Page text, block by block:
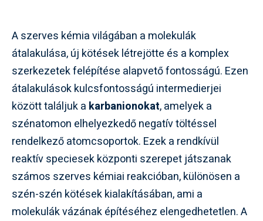
A szerves kémia világában a molekulák
átalakulása, új kötések létrejötte és a komplex
szerkezetek felépítése alapvető fontosságú. Ezen
átalakulások kulcsfontosságú intermedierjei
között találjuk a karbanionokat, amelyek a
szénatomon elhelyezkedő negatív töltéssel
rendelkező atomcsoportok. Ezek a rendkívül
reaktív speciesek központi szerepet játszanak
számos szerves kémiai reakcióban, különösen a
szén-szén kötések kialakításában, ami a
molekulák vázának építéséhez elengedhetetlen. A